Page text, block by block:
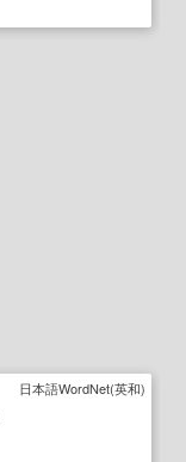
日本語WordNet(英和)